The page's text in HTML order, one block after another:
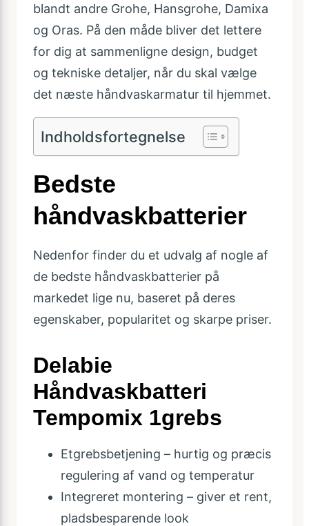
blandt andre Grohe, Hansgrohe, Damixa
og Oras. På den måde bliver det lettere
for dig at sammenligne design, budget
og tekniske detaljer, når du skal vælge
det næste håndvaskarmatur til hjemmet.
Indholdsfortegnelse
Bedste
håndvaskbatterier
Nedenfor finder du et udvalg af nogle af
de bedste håndvaskbatterier på
markedet lige nu, baseret på deres
egenskaber, popularitet og skarpe priser.
Delabie
Håndvaskbatteri
Tempomix 1grebs
Etgrebsbetjening – hurtig og præcis
regulering af vand og temperatur
Integreret montering – giver et rent,
pladsbesparende look